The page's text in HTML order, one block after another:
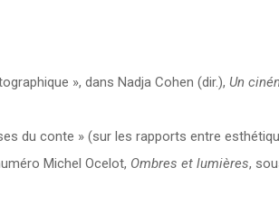
», dans Nadja Cohen (dir.), Un
du conte » (sur les rapports entre
Michel Ocelot, Ombres et lumières,